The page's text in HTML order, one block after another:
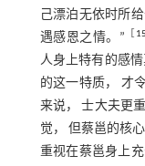
己漂泊无依时所
遇感恩之情。”
15
人身上特有的感
的这一特质， 才
来说， 士大夫更
觉， 但蔡邕的核
重视在蔡邕身上